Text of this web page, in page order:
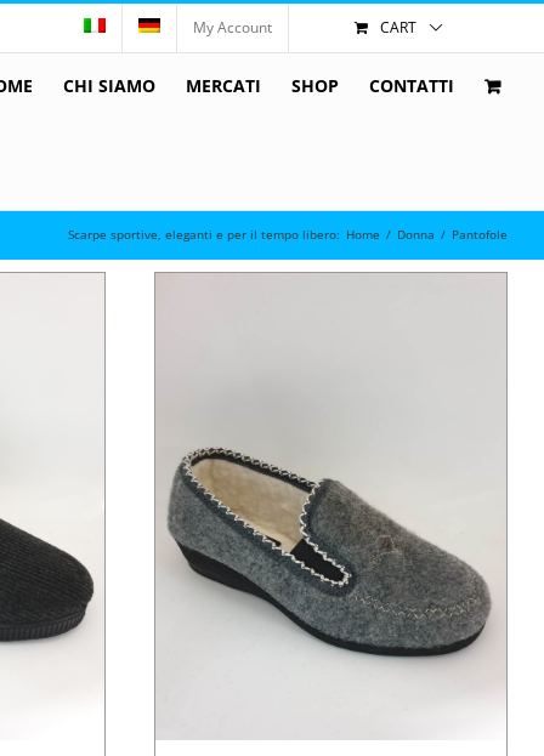
My Account CART
CHI SIAMO MERCATI SHOP CONTATTI
Scarpe sportive, eleganti e per il tempo libero: Home / Donna / Pantofole